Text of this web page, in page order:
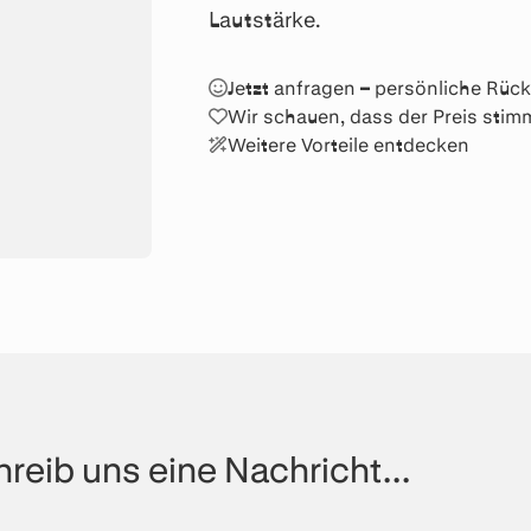
Lautstärke.
Jetzt anfragen – persönliche
Wir schauen, dass der Preis
Weitere Vorteile entdecken
uns eine Nachricht...